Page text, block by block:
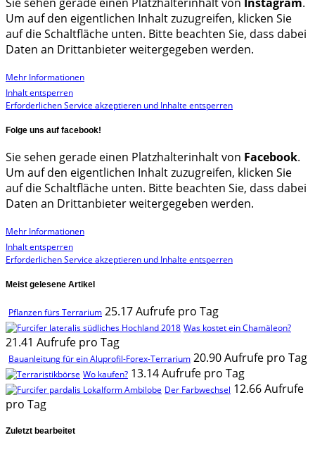
Um auf den eigentlichen Inhalt zuzugreifen, klicken Sie
auf die Schaltfläche unten. Bitte beachten Sie, dass dabei
Daten an Drittanbieter weitergegeben werden.
Mehr Informationen
Inhalt entsperren
Erforderlichen Service akzeptieren und Inhalte entsperren
Folge uns auf facebook!
Sie sehen gerade einen Platzhalterinhalt von Facebook.
Um auf den eigentlichen Inhalt zuzugreifen, klicken Sie
auf die Schaltfläche unten. Bitte beachten Sie, dass dabei
Daten an Drittanbieter weitergegeben werden.
Mehr Informationen
Inhalt entsperren
Erforderlichen Service akzeptieren und Inhalte entsperren
Meist gelesene Artikel
Pflanzen fürs Terrarium 25.17 Aufrufe pro Tag
Was kostet ein Chamäleon?
21.41 Aufrufe pro Tag
Bauanleitung für ein Aluprofil-Forex-Terrarium 20.90 Aufrufe pro Tag
Wo kaufen? 13.14 Aufrufe pro Tag
Der Farbwechsel 12.66 Aufrufe
pro Tag
Zuletzt bearbeitet